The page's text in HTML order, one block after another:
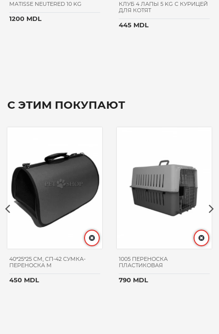
MATISSE NEUTERED 10 KG
1200 MDL
КЛУБ 4 ЛАПЫ 5 KG С КУРИЦЕЙ
ДЛЯ КОТЯТ
445 MDL
С ЭТИМ ПОКУПАЮТ
40*25*25 CM, СП-42 СУМКА-
ПЕРЕНОСКА M
450 MDL
1005 ПЕРЕНОСКА
ПЛАСТИКОВАЯ
790 MDL